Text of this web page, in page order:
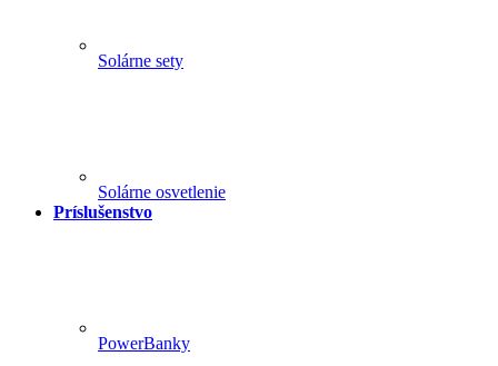
Solárne sety
Solárne osvetlenie
Príslušenstvo
PowerBanky